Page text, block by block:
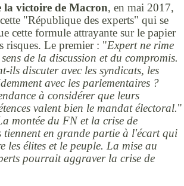
la victoire de Macron, en mai 2017,
"République des experts" qui se
cette formule attrayante sur le papier
risques. Le premier : "Expert ne rime
de la discussion et du compromis.
ils discuter avec les syndicats, les
avec les parlementaires ?
à considérer que leurs
valent bien le mandat électoral."
montée du FN et la crise de
tiennent en grande partie à l'écart qui
les élites et le peuple. La mise au
pourrait aggraver la crise de